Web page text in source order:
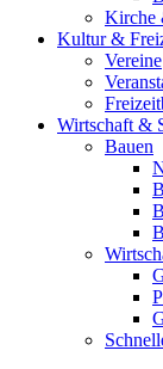
Kirche
Kultur &
Vereine
Wirtschaft &
Bauen